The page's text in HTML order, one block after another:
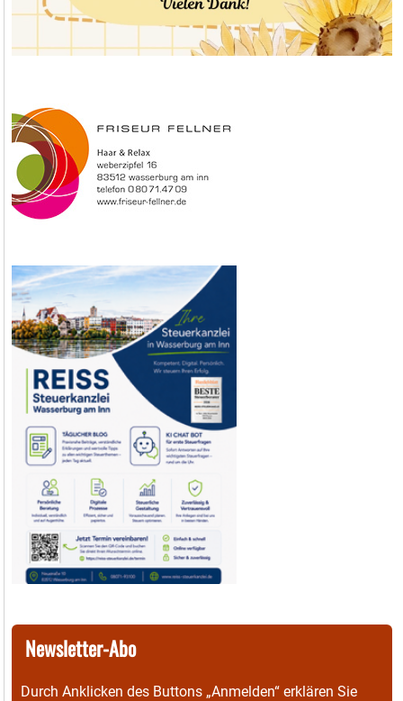
Newsletter-Abo
Durch Anklicken des Buttons „Anmelden“ erklären Sie